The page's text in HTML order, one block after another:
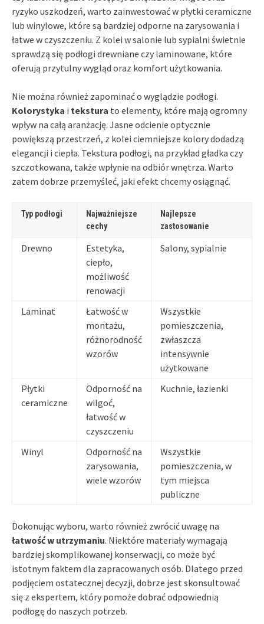
ryzyko uszkodzeń, warto zainwestować w płytki ceramiczne
lub winylowe, które są bardziej odporne na zarysowania i
łatwe w czyszczeniu. Z kolei w salonie lub sypialni świetnie
sprawdzą się podłogi drewniane czy laminowane, które
oferują przytulny wygląd oraz komfort użytkowania.
Nie można również zapominać o wyglądzie podłogi.
Kolorystyka i tekstura to elementy, które mają ogromny
wpływ na całą aranżację. Jasne odcienie optycznie
powiększą przestrzeń, z kolei ciemniejsze kolory dodadzą
elegancji i ciepła. Tekstura podłogi, na przykład gładka czy
szczotkowana, także wpłynie na odbiór wnętrza. Warto
zatem dobrze przemyśleć, jaki efekt chcemy osiągnąć.
Typ podłogi
Najważniejsze
cechy
Najlepsze
zastosowanie
Drewno
Estetyka,
ciepło,
możliwość
renowacji
Salony, sypialnie
Laminat
Łatwość w
montażu,
różnorodność
wzorów
Wszystkie
pomieszczenia,
zwłaszcza
intensywnie
użytkowane
Płytki
ceramiczne
Odporność na
wilgoć,
łatwość w
czyszczeniu
Kuchnie, łazienki
Winyl
Odporność na
zarysowania,
wiele wzorów
Wszystkie
pomieszczenia, w
tym miejsca
publiczne
Dokonując wyboru, warto również zwrócić uwagę na
łatwość w utrzymaniu. Niektóre materiały wymagają
bardziej skomplikowanej konserwacji, co może być
istotnym faktem dla zapracowanych osób. Dlatego przed
podjęciem ostatecznej decyzji, dobrze jest skonsultować
się z ekspertem, który pomoże dobrać odpowiednią
podłogę do naszych potrzeb.